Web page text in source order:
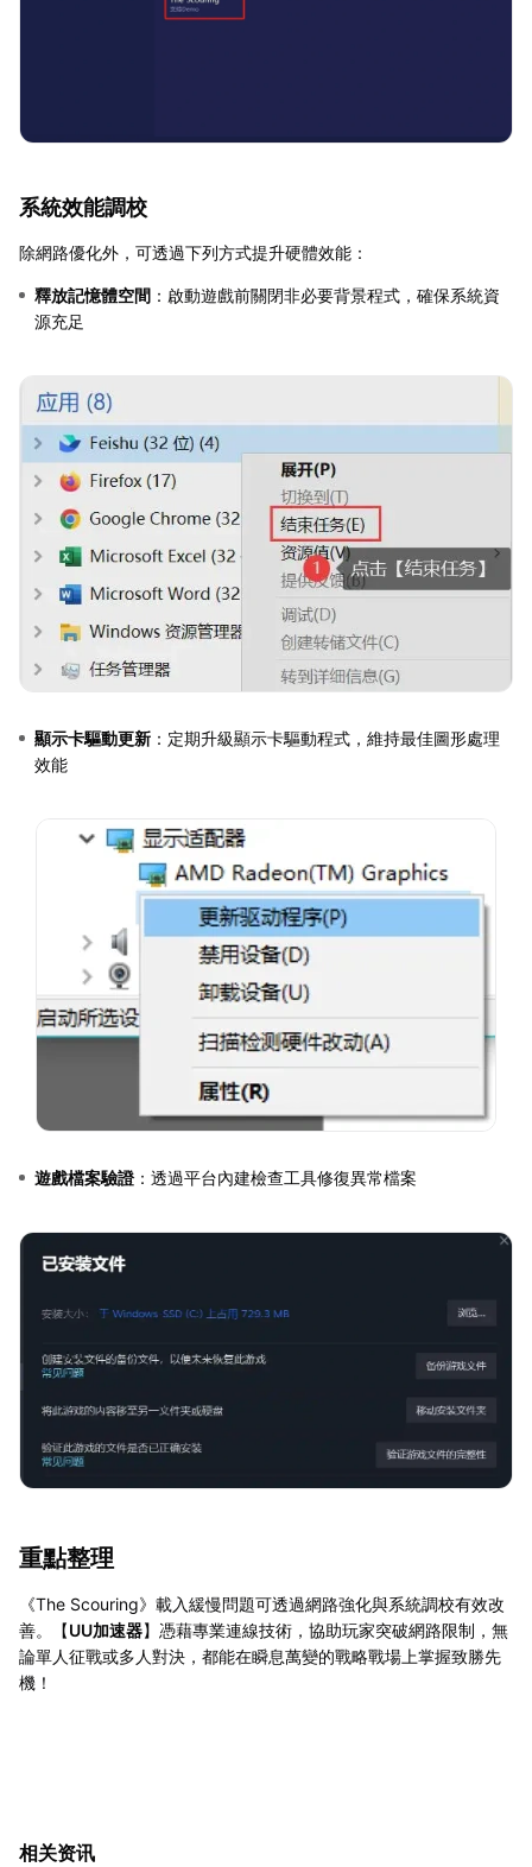
系統效能調校
除網路優化外，可透過下列方式提升硬體效能：
釋放記憶體空間 ：啟動遊戲前關閉非必要背景程式，確保系統資
源充足
顯示卡驅動更新 ：定期升級顯示卡驅動程式，維持最佳圖形處理
效能
遊戲檔案驗證：透過平台內建檢查工具修復異常檔案
重點整理
《The Scouring》載入緩慢問題可透過網路強化與系統調校有效改
善。【UU加速器】憑藉專業連線技術，協助玩家突破網路限制，無
論單人征戰或多人對決，都能在瞬息萬變的戰略戰場上掌握致勝先
機！
相关资讯